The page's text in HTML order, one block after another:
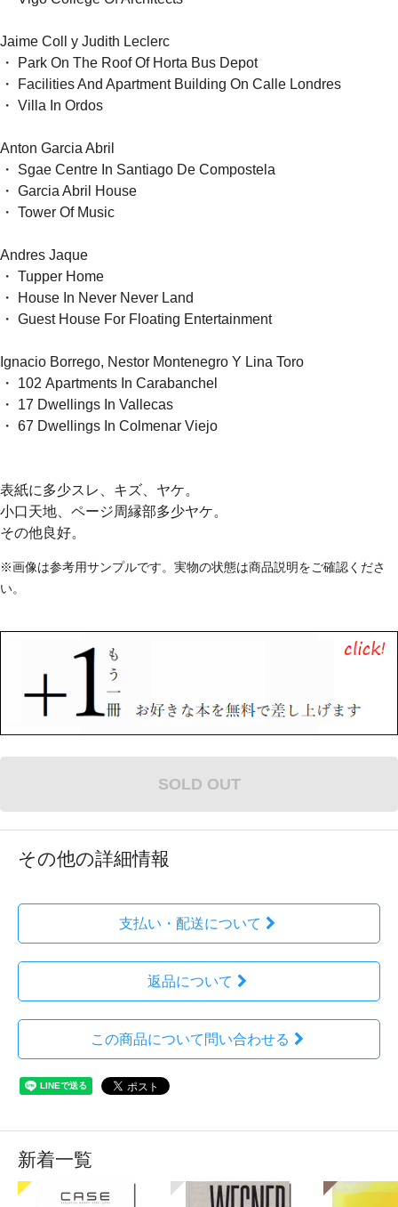
Jaime Coll y Judith Leclerc
・ Park On The Roof Of Horta Bus Depot
・ Facilities And Apartment Building On Calle Londres
・ Villa In Ordos
Anton Garcia Abril
・ Sgae Centre In Santiago De Compostela
・ Garcia Abril House
・ Tower Of Music
Andres Jaque
・ Tupper Home
・ House In Never Never Land
・ Guest House For Floating Entertainment
Ignacio Borrego, Nestor Montenegro Y Lina Toro
・ 102 Apartments In Carabanchel
・ 17 Dwellings In Vallecas
・ 67 Dwellings In Colmenar Viejo
表紙に多少スレ、キズ、ヤケ。
小口天地、ページ周縁部多少ヤケ。
その他良好。
※画像は参考用サンプルです。実物の状態は商品説明をご確認くださ
い。
SOLD OUT
その他の詳細情報
支払い・配送について
返品について
この商品について問い合わせる
新着一覧